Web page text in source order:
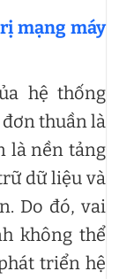
mạng máy
hệ thống
thuần là
là nền tảng
dữ liệu và
Do đó, vai
không thể
triển hệ